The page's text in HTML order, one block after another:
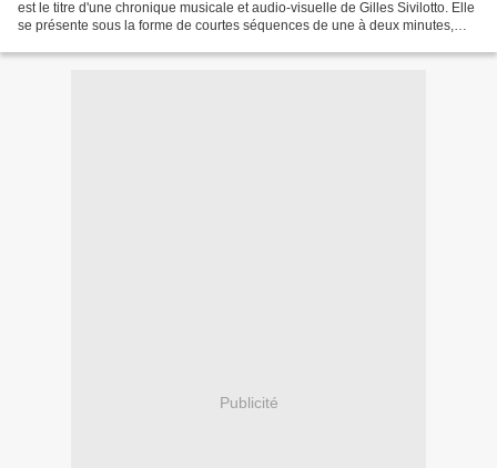
est le titre d'une chronique musicale et audio-visuelle de Gilles Sivilotto. Elle
se présente sous la forme de courtes séquences de une à deux minutes,
Publicité